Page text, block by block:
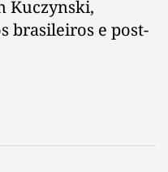
Kuczynski,
brasileiros e post-